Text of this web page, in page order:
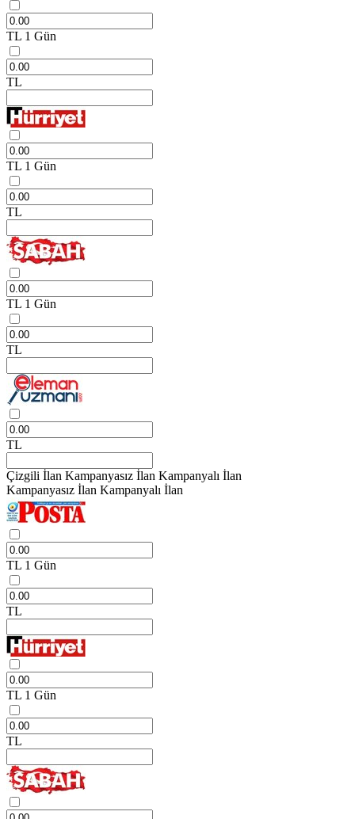
TL 1 Gün
TL
TL 1 Gün
TL
TL 1 Gün
TL
TL
Çizgili İlan Kampanyasız İlan Kampanyalı İlan
Kampanyasız İlan Kampanyalı İlan
TL 1 Gün
TL
TL 1 Gün
TL